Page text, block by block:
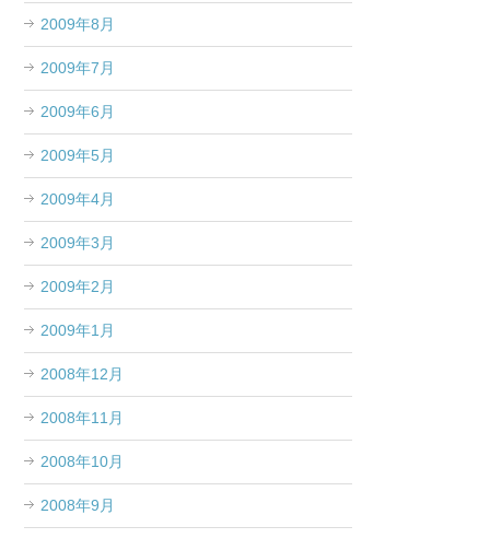
2009年8月
2009年7月
2009年6月
2009年5月
2009年4月
2009年3月
2009年2月
2009年1月
2008年12月
2008年11月
2008年10月
2008年9月